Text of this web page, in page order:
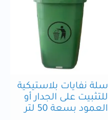
سلة نفايات بلاستيكية
للتثبيت على الجدار أو
العمود بسعة 50 لتر